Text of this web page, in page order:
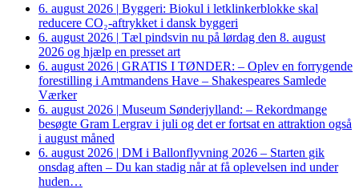
6. august 2026 | Byggeri: Biokul i letklinkerblokke skal
reducere CO₂-aftrykket i dansk byggeri
6. august 2026 | Tæl pindsvin nu på lørdag den 8. august
2026 og hjælp en presset art
6. august 2026 | GRATIS I TØNDER: – Oplev en forrygende
forestilling i Amtmandens Have – Shakespeares Samlede
Værker
6. august 2026 | Museum Sønderjylland: – Rekordmange
besøgte Gram Lergrav i juli og det er fortsat en attraktion også
i august måned
6. august 2026 | DM i Ballonflyvning 2026 – Starten gik
onsdag aften – Du kan stadig når at få oplevelsen ind under
huden…